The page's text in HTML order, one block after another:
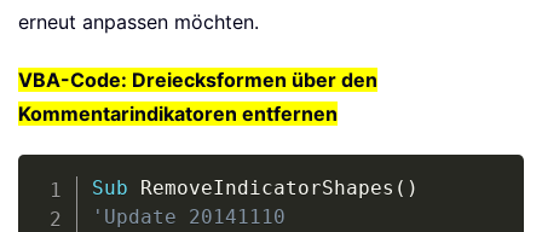
erneut anpassen möchten.
VBA-Code: Dreiecksformen über den
Kommentarindikatoren entfernen
Sub RemoveIndicatorShapes ( )
'Update 20141110